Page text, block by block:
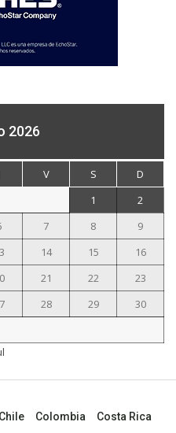
2026
V S
D
1
2
7 8
9
14 15
16
21 22
23
28 29
30
Chile Colombia
Costa Rica